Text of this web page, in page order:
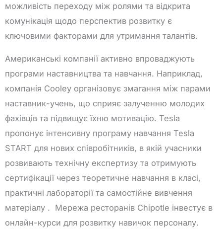
можливість переходу між ролями та відкрита
комунікація щодо перспектив розвитку є
ключовими факторами для утримання талантів.
Американські компанії активно впроваджують
програми наставництва та навчання. Наприклад,
компанія Cooley організовує змагання між парами
наставник-учень, що сприяє залученню молодих
фахівців та підвищує їхню мотивацію. Tesla
пропонує інтенсивну програму навчання Tesla
START для нових співробітників, в якій учасники
розвивають технічну експертизу та отримують
сертифікації через теоретичне навчання в класі,
практичні лабораторії та самостійне вивчення
матеріалу . Мережа ресторанів Chipotle інвестує в
онлайн-курси для розвитку навичок персоналу.